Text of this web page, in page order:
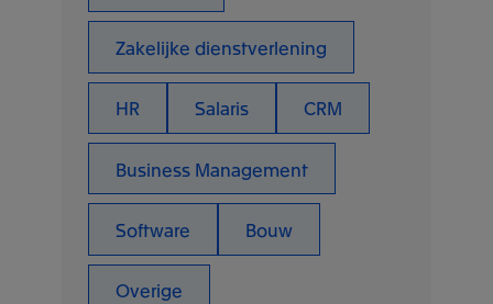
Zakelijke dienstverlening
HR Salaris CRM
Business Management
Software Bouw
Overige